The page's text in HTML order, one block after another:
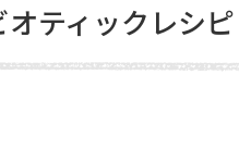
オティックレシピ